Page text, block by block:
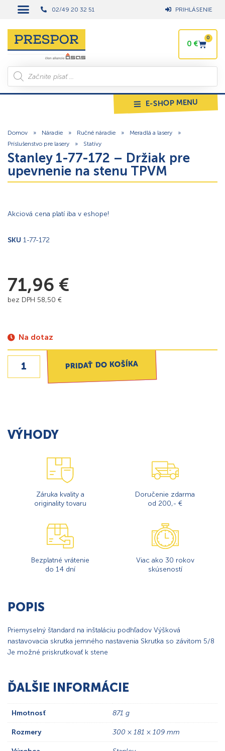
02/49 20 32 51 PRIHLÁSENIE
0 €
0
E-SHOP MENU
Domov » Náradie » Ručné náradie » Meradlá a lasery
»
Príslušenstvo pre lasery
» Statívy
Stanley 1-77-172 – Držiak pre
upevnenie na stenu TPVM
Akciová cena platí iba v eshope!
SKU 1-77-172
71,96 €
bez DPH 58,50 €
Na dotaz
PRIDAŤ DO KOŠÍKA
VÝHODY
Záruka kvality a
originality tovaru
Doručenie zdarma
od 200,- €
Bezplatné vrátenie
do 14 dní
Viac ako 30 rokov
skúseností
POPIS
Priemyselný štandard na inštaláciu podhľadov Výšková
nastavovacia skrutka jemného nastavenia Skrutka so závitom 5/8
Je možné priskrutkovať k stene
ĎALŠIE INFORMÁCIE
Hmotnosť 871 g
Rozmery 300 × 181 × 109 mm